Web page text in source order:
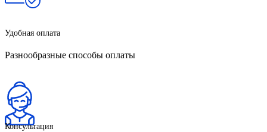
Удобная оплата
Разнообразные способы оплаты
Консультация